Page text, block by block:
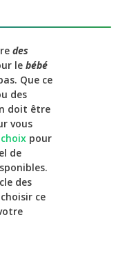
des
le bébé
Que ce
des
doit être
vous
pour
de
des
ce